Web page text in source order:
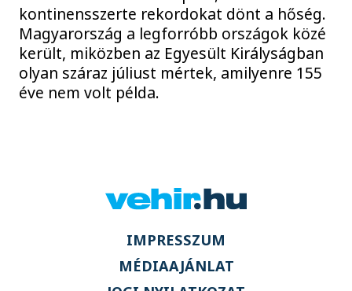
kontinensszerte rekordokat dönt a hőség.
Magyarország a legforróbb országok közé
került, miközben az Egyesült Királyságban
olyan száraz júliust mértek, amilyenre 155
éve nem volt példa.
IMPRESSZUM
MÉDIAAJÁNLAT